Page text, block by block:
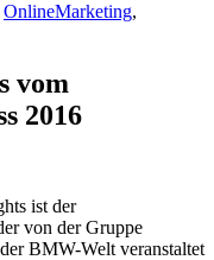
OnlineMarketing,
vom
2016
ist der
von der Gruppe
BMW-Welt veranstaltet